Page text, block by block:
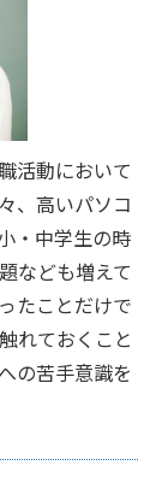
活動において
、高いパソコ
・中学生の時
なども増えて
たことだけで
れておくこと
の苦手意識を